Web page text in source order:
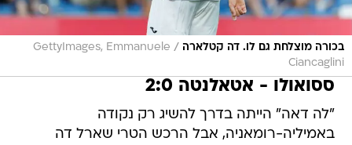
בכורה מוצלחת גם לו. דה קטלארה /
GettyImages, Emmanuele
Ciancaglini
ססואולו - אטאלנטה 2:0
"לה דאה" הייתה בדרך להשיג רק נקודה
באמיליה-רומאניה, אבל הרכש הטרי שארל דה